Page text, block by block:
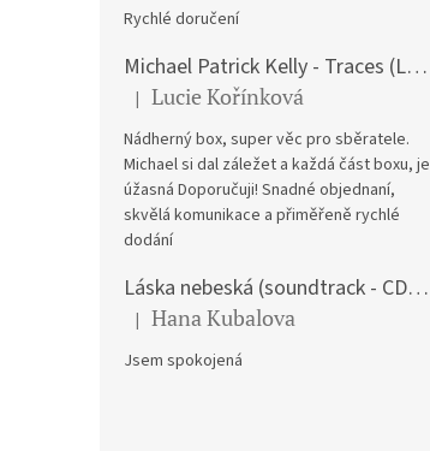
Rychlé doručení
Michael Patrick Kelly - Traces (Limited Edition) (Premium Box-Set) (LP)
Hodnocení produktu je 5 z 5 hvězdiček.
| Lucie Kořínková
Nádherný box, super věc pro sběratele.
Michael si dal záležet a každá část boxu, je
úžasná Doporučuji! Snadné objednaní,
skvělá komunikace a přiměřeně rychlé
dodání
Láska nebeská (soundtrack - CD) Love Actually
Hodnocení produktu je 5 z 5 hvězdiček.
| Hana Kubalova
Jsem spokojená